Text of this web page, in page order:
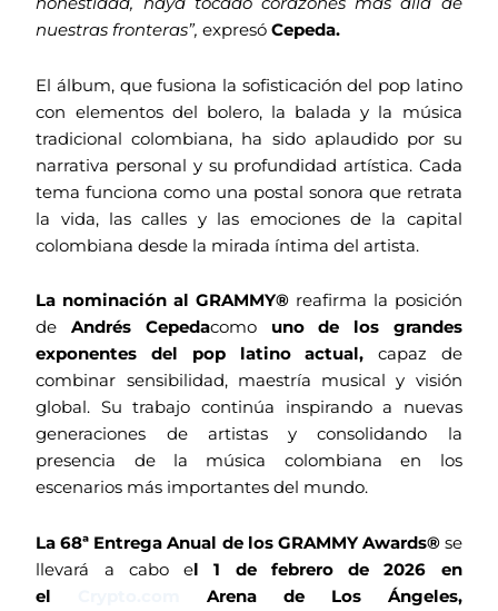
nuestras fronteras”, expresóCepeda.
El álbum, que fusiona la sofisticación del pop latino
con elementos del bolero, la balada y la música
tradicional colombiana, ha sido aplaudido por su
narrativa personal y su profundidad artística. Cada
tema funciona como una postal sonora que retrata
la vida, las calles y las emociones de la capital
colombiana desde la mirada íntima del artista.
La nominación al GRAMMY® reafirma la posición
deAndrés Cepedacomo uno de los grandes
exponentes del pop latino actual, capaz de
combinar sensibilidad, maestría musical y visión
global. Su trabajo continúa inspirando a nuevas
generaciones de artistas y consolidando la
presencia de la música colombiana en los
escenarios más importantes del mundo.
La 68ª Entrega Anual de los GRAMMY Awards® se
llevará a cabo el 1 de febrero de 2026 en
el
Arena de Los Ángeles,